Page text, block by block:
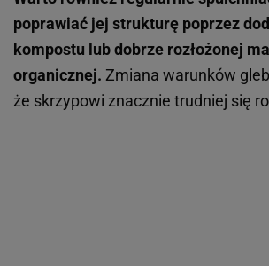
poprawiać jej strukturę poprzez
kompostu lub dobrze rozłożonej
organicznej. Zmiana warunków
że skrzypowi znacznie trudniej się